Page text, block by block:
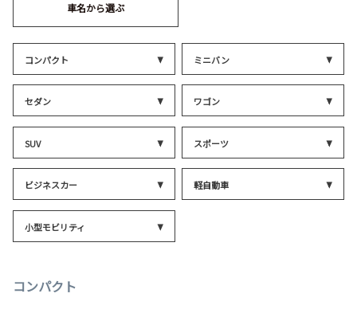
車名から選ぶ
コンパクト ミニバン
セダン ワゴン
SUV スポーツ
ビジネスカー 軽自動車
小型モビリティ
コンパクト